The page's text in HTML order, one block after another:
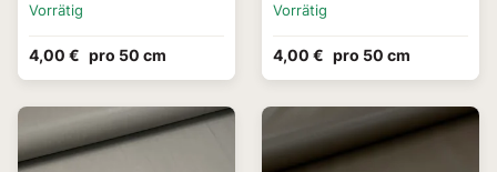
Vorrätig
4,00 € pro 50 cm
Vorrätig
4,00 € pro 50 cm